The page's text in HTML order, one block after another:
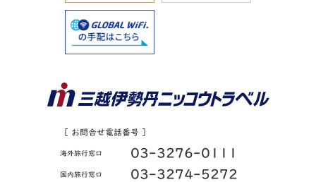
［ お問合せ電話番号 ］
海外旅行窓口 03-3276-0111
国内旅行窓口 03-3274-5272